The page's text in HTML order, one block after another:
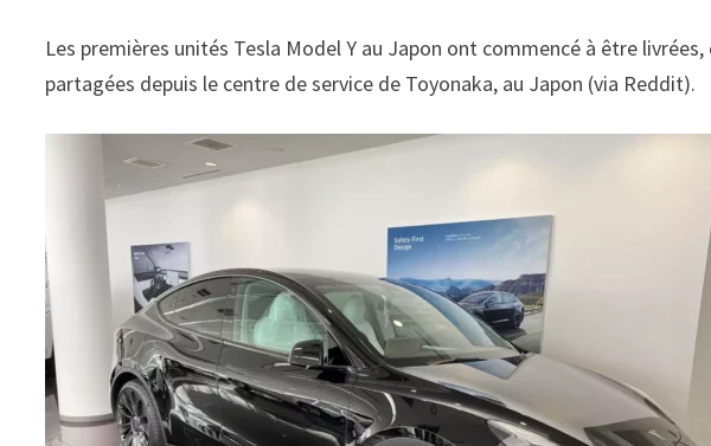
Les premières unités Tesla Model Y au Japon ont commencé à être
partagées depuis le centre de service de Toyonaka, au Japon (via Reddit).